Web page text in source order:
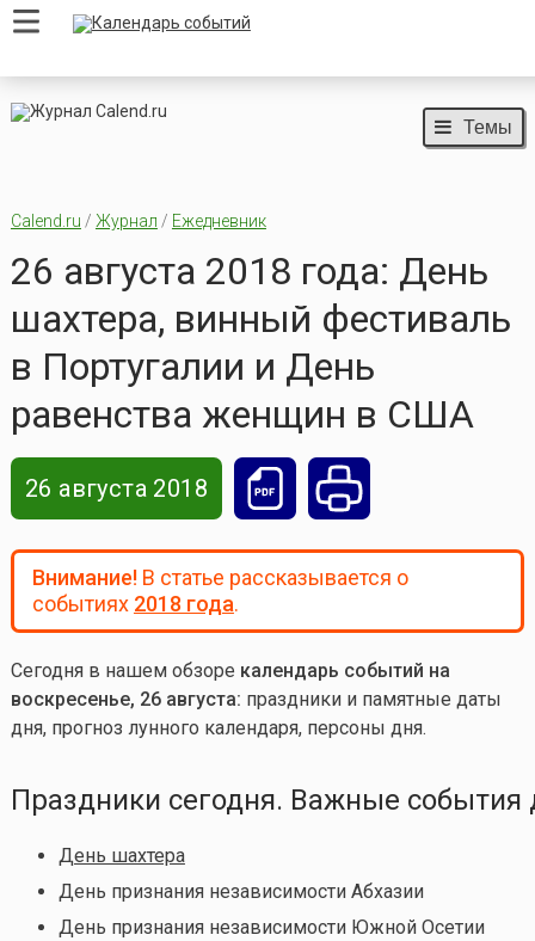
Темы
Calend.ru / Журнал / Ежедневник
26 августа 2018 года: День
шахтера, винный фестиваль
в Португалии и День
равенства женщин в США
26 августа 2018
Внимание!В статье рассказывается о
событиях 2018 года.
Сегодня в нашем обзоре календарь событий на
воскресенье, 26 августа: праздники и памятные даты
дня, прогноз лунного календаря, персоны дня.
Праздники сегодня. Важные события
День шахтера
День признания независимости Абхазии
День признания независимости Южной Осетии